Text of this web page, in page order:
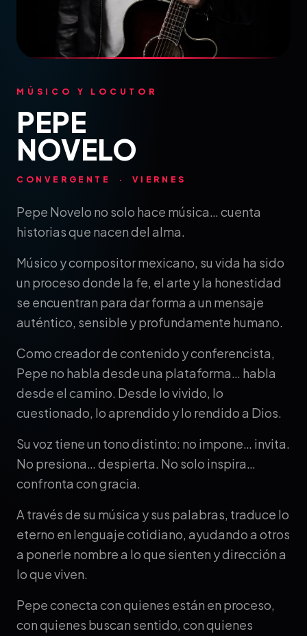
MÚSICO Y LOCUTOR
PEPE
NOVELO
CONVERGENTE · VIERNES
Pepe Novelo no solo hace música… cuenta
historias que nacen del alma.
Músico y compositor mexicano, su vida ha sido
un proceso donde la fe, el arte y la honestidad
se encuentran para dar forma a un mensaje
auténtico, sensible y profundamente humano.
Como creador de contenido y conferencista,
Pepe no habla desde una plataforma… habla
desde el camino. Desde lo vivido, lo
cuestionado, lo aprendido y lo rendido a Dios.
Su voz tiene un tono distinto: no impone… invita.
No presiona… despierta. No solo inspira…
confronta con gracia.
A través de su música y sus palabras, traduce lo
eterno en lenguaje cotidiano, ayudando a otros
a ponerle nombre a lo que sienten y dirección a
lo que viven.
Pepe conecta con quienes están en proceso,
con quienes buscan sentido, con quienes